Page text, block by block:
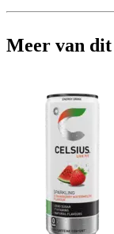
Meer van